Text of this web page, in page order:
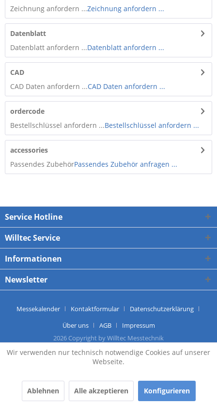
Zeichnung anfordern ...Zeichnung anfordern ...
Datenblatt
Datenblatt anfordern ...Datenblatt anfordern ...
CAD
CAD Daten anfordern ...CAD Daten anfordern ...
ordercode
Bestellschlüssel anfordern ...Bestellschlüssel anfordern ...
accessories
Passendes ZubehörPassendes Zubehör anfragen ...
Service Hotline
Willtec Service
Informationen
Newsletter
Messekalender Kontaktformular
Datenschutzerklärung
Über uns
AGB
Impressum
2026 Copyright by Willtec Messtechnik
Wir verwenden nur technisch notwendige Cookies auf unserer
Webseite.
Ablehnen Alle akzeptieren Konfigurieren